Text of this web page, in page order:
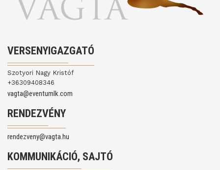
VERSENYIGAZGATÓ
Szotyori Nagy Kristóf
+36309408346
vagta@eventumlk.com
RENDEZVÉNY
rendezveny@vagta.hu
KOMMUNIKÁCIÓ, SAJTÓ